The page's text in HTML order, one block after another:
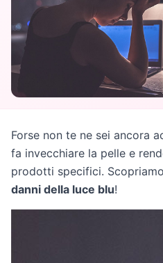
Forse non te ne sei ancora
fa invecchiare la pelle e
prodotti specifici. Scopriamo
danni della luce blu!